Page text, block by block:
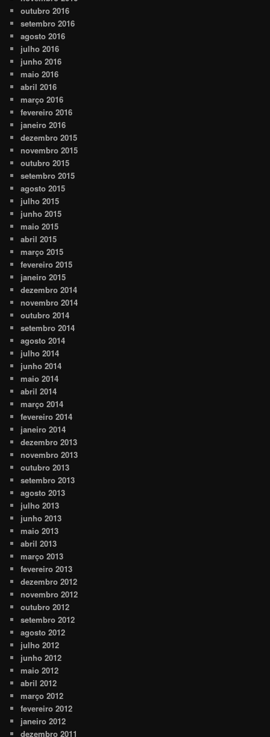
outubro 2016
setembro 2016
agosto 2016
julho 2016
junho 2016
maio 2016
abril 2016
março 2016
fevereiro 2016
janeiro 2016
dezembro 2015
novembro 2015
outubro 2015
setembro 2015
agosto 2015
julho 2015
junho 2015
maio 2015
abril 2015
março 2015
fevereiro 2015
janeiro 2015
dezembro 2014
novembro 2014
outubro 2014
setembro 2014
agosto 2014
julho 2014
junho 2014
maio 2014
abril 2014
março 2014
fevereiro 2014
janeiro 2014
dezembro 2013
novembro 2013
outubro 2013
setembro 2013
agosto 2013
julho 2013
junho 2013
maio 2013
abril 2013
março 2013
fevereiro 2013
dezembro 2012
novembro 2012
outubro 2012
setembro 2012
agosto 2012
julho 2012
junho 2012
maio 2012
abril 2012
março 2012
fevereiro 2012
janeiro 2012
dezembro 2011